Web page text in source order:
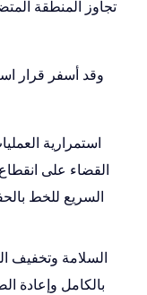
تجاوز المنطقة
وقد أسفر قرار
استمرارية
القضاء على
السريع للخط
السلامة وتخفيف
بالكامل وإعادة